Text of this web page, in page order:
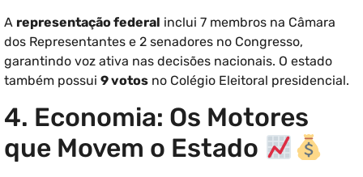
A representação federal inclui 7 membros na Câmara
dos Representantes e 2 senadores no Congresso,
garantindo voz ativa nas decisões nacionais. O estado
também possui 9 votos no Colégio Eleitoral presidencial.
4. Economia: Os Motores
que Movem o Estado